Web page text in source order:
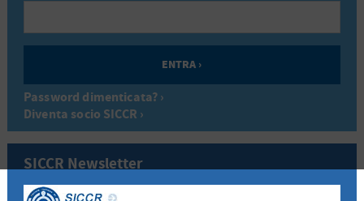
Password dimenticata? ›
Diventa socio SICCR ›
SICCR Newsletter